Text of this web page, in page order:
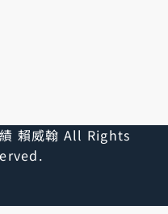
賴威翰 All Rights